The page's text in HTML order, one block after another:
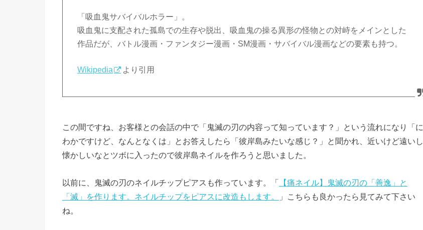
「吸血鬼サバイバルホラー」。
吸血鬼に支配された孤島での生存や脱出、吸血鬼の操る異形の怪物との対峙をメインとした
作品だが、バトル漫画・ファンタジー漫画・SM漫画・サバイバル漫画などの要素も持つ。
Wikipedia より引用
この間ですね、お客様との会話の中で「鬼滅の刃の内容って知っています？」という流れになり「に
わかですけど、なんとなくは」とお答えしたら「彼岸島みたいな感じ？」と聞かれ、近いけど遠いし
懐かしいなとツボに入ったので彼岸島ネイルを作ろうと思いました。
以前に、鬼滅の刃のネイルチップピアスも作っています。「 【痛ネイル】鬼滅の刃の「善逸」と
「滅」を作ります。ネイルチップをピアスに改造もします。
」こちらも良かったら見てみて下さい
ね。